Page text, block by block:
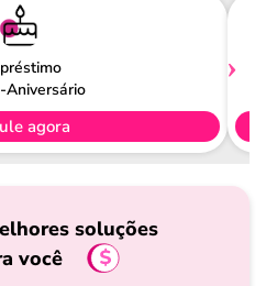
Aniversário
agora
soluções
você